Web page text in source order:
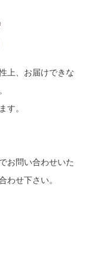
上、お届けできな
す。
お問い合わせいた
わせ下さい。